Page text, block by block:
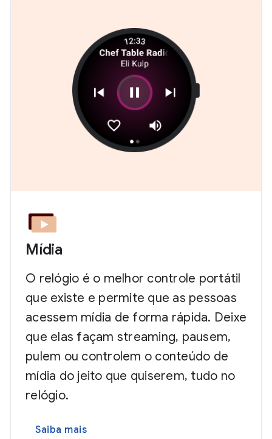
Mídia
O relógio é o melhor controle portátil
que existe e permite que as pessoas
acessem mídia de forma rápida. Deixe
que elas façam streaming, pausem,
pulem ou controlem o conteúdo de
mídia do jeito que quiserem, tudo no
relógio.
Saiba mais